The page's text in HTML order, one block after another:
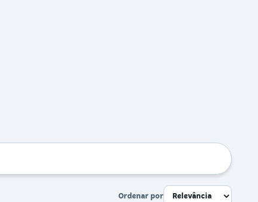
Ordenar por